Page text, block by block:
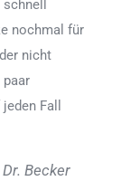
nochmal für
nicht
Fall
Becker